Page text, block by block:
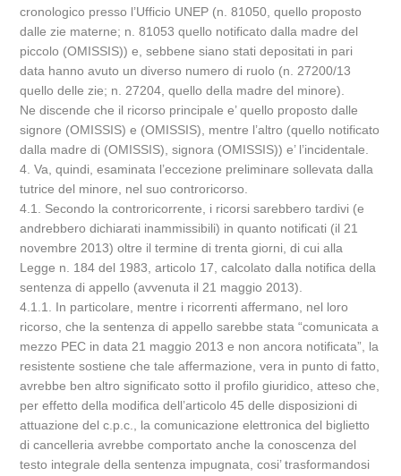
cronologico presso l’Ufficio UNEP (n. 81050, quello proposto
dalle zie materne; n. 81053 quello notificato dalla madre del
piccolo (OMISSIS)) e, sebbene siano stati depositati in pari
data hanno avuto un diverso numero di ruolo (n. 27200/13
quello delle zie; n. 27204, quello della madre del minore).
Ne discende che il ricorso principale e’ quello proposto dalle
signore (OMISSIS) e (OMISSIS), mentre l’altro (quello notificato
dalla madre di (OMISSIS), signora (OMISSIS)) e’ l’incidentale.
4. Va, quindi, esaminata l’eccezione preliminare sollevata dalla
tutrice del minore, nel suo controricorso.
4.1. Secondo la controricorrente, i ricorsi sarebbero tardivi (e
andrebbero dichiarati inammissibili) in quanto notificati (il 21
novembre 2013) oltre il termine di trenta giorni, di cui alla
Legge n. 184 del 1983, articolo 17, calcolato dalla notifica della
sentenza di appello (avvenuta il 21 maggio 2013).
4.1.1. In particolare, mentre i ricorrenti affermano, nel loro
ricorso, che la sentenza di appello sarebbe stata “comunicata a
mezzo PEC in data 21 maggio 2013 e non ancora notificata”, la
resistente sostiene che tale affermazione, vera in punto di fatto,
avrebbe ben altro significato sotto il profilo giuridico, atteso che,
per effetto della modifica dell’articolo 45 delle disposizioni di
attuazione del c.p.c., la comunicazione elettronica del biglietto
di cancelleria avrebbe comportato anche la conoscenza del
testo integrale della sentenza impugnata, cosi’ trasformandosi